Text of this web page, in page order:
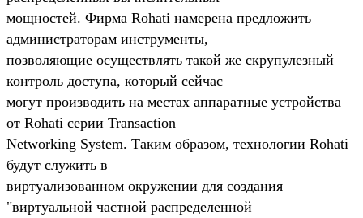
мощностей. Фирма Rohati намерена предложить
администраторам инструменты,
позволяющие осуществлять такой же скрупулезный
контроль доступа, который сейчас
могут производить на местах аппаратные устройства
от Rohati серии Transaction
Networking System. Таким образом, технологии Rohati
будут служить в
виртуализованном окружении для создания
"виртуальной частной распределенной